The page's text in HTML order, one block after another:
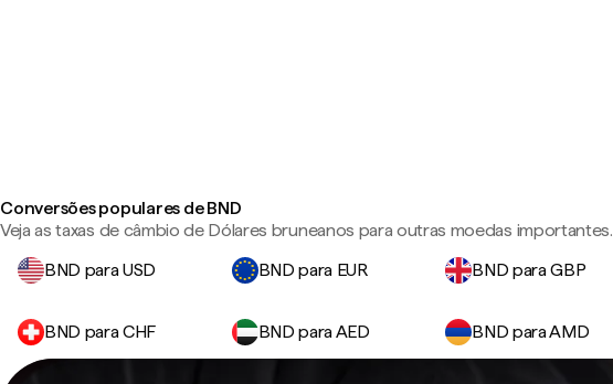
Conversões populares de BND
Veja as taxas de câmbio de Dólares bruneanos para outras moedas importantes.
BND para USD
BND para EUR BND para GBP
BND para CHF BND para AED BND para AMD